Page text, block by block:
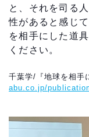
と、それを司る
性があると感じ
を相手にした道
ください。
千葉学/『地球を相手
abu.co.jp/